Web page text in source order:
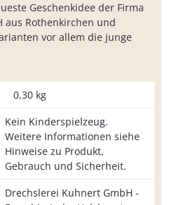
Geschenkidee der Firma
aus Rothenkirchen und
vor allem die junge
0,30 kg
Kein Kinderspielzeug.
Weitere Informationen siehe
Hinweise zu Produkt,
Gebrauch und Sicherheit.
Drechslerei Kuhnert GmbH -